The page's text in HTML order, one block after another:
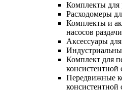
Комплекты для
Расходомеры
Комплекты и
насосов
Аксессуары
Комплект для
консистентной
Передвижные
консистентной